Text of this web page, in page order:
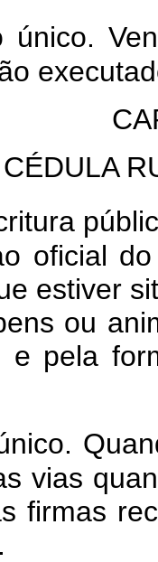
único.
oficial
estiver
ou
e pela
vias
firmas